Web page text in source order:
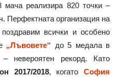
мача реализира 820 точки –
Перфектната организация на
всички и особено
„Лъвовете“ до 5 медала в
невероятен рекорд. Като
2017/2018, когатоСофия